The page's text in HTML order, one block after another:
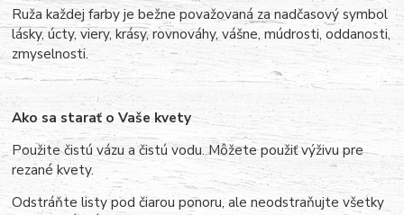
Ruža každej farby je bežne považovaná za nadčasový symbol
lásky, úcty, viery, krásy, rovnováhy, vášne, múdrosti, oddanosti,
zmyselnosti.
Ako sa starať o Vaše kvety
Použite čistú vázu a čistú vodu. Môžete použiť výživu pre
rezané kvety.
Odstráňte listy pod čiarou ponoru, ale neodstraňujte všetky